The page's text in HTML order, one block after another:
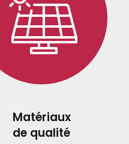
Matériaux
de qualité